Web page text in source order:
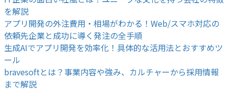
を解説
アプリ開発の外注費用・相場がわかる！Web/スマホ対応の
依頼先企業と成功に導く発注の全手順
生成AIでアプリ開発を効率化！具体的な活用法とおすすめツ
ール
bravesoftとは？事業内容や強み、カルチャーから採用情報
まで解説